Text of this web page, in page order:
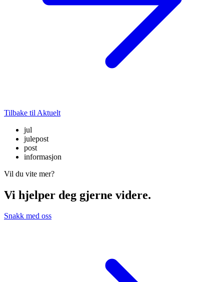
Tilbake til Aktuelt
jul
julepost
post
informasjon
Vil du vite mer?
Vi hjelper deg gjerne videre.
Snakk med oss